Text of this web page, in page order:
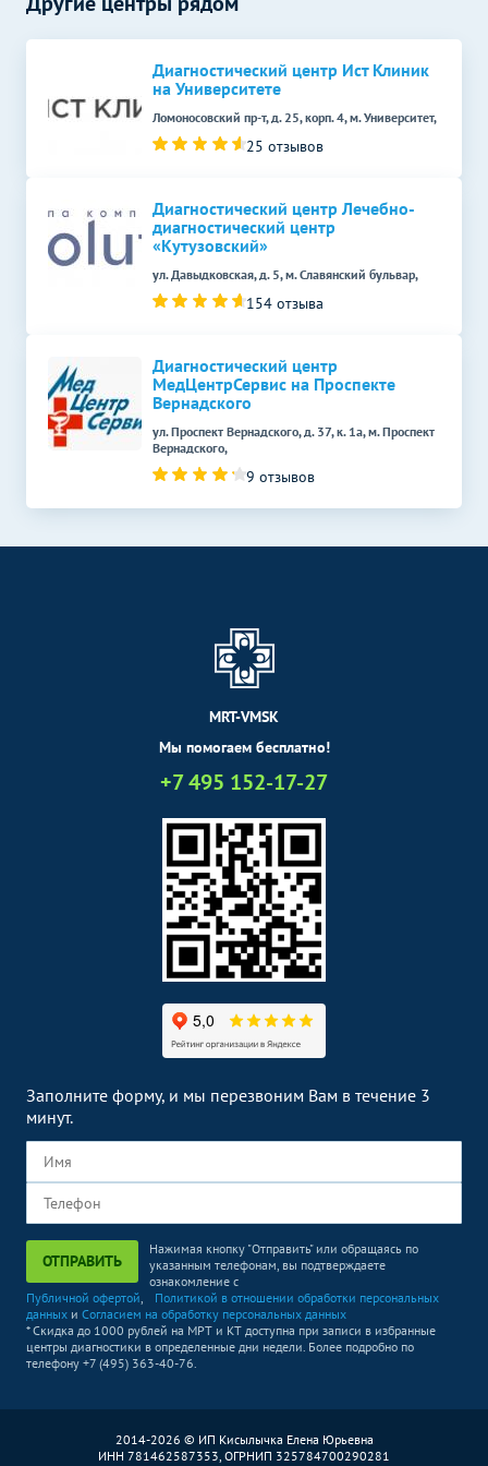
Рентген молочных желез
3000р. -
Без контраста С контрастом
Функциональная
диагностика Без контраста С контрастом
Электрокардиография
700 р.
исследования
Кольпоскопия 2000
Денситометрия Без контраста С контрастом
4000р.
Диагностический центр Ист Клиник
на Университете
Ломоносовский пр-т, д. 25, корп. 4, м. Университет,
25 отзывов
Диагностический центр Лечебно-
диагностический центр
«Кутузовский»
ул. Давыдковская, д. 5, м. Славянский бульвар,
154 отзыва
Диагностический центр
МедЦентрСервис на Проспекте
Вернадского
ул. Проспект Вернадского, д. 37, к. 1а, м. Проспект
Вернадского,
9 отзывов
MRT-VMSK
Мы помогаем бесплатно!
+7 495 152-17-27
Заполните форму, и мы перезвоним Вам в течение 3
минут.
ОТПРАВИТЬ
Нажимая кнопку "Отправить" или обращаясь по
указанным телефонам, вы подтверждаете
ознакомление с
Публичной офертой,
Политикой в отношении обработки персональных
данных и Согласием на обработку персональных данных
* Скидка до 1000 рублей на МРТ и КТ доступна при записи в избранные
центры диагностики в определенные дни недели. Более подробно по
телефону +7 (495) 363-40-76.
2014-2026 © ИП Кисылычка Елена Юрьевна
ИНН 781462587353, ОГРНИП 325784700290281